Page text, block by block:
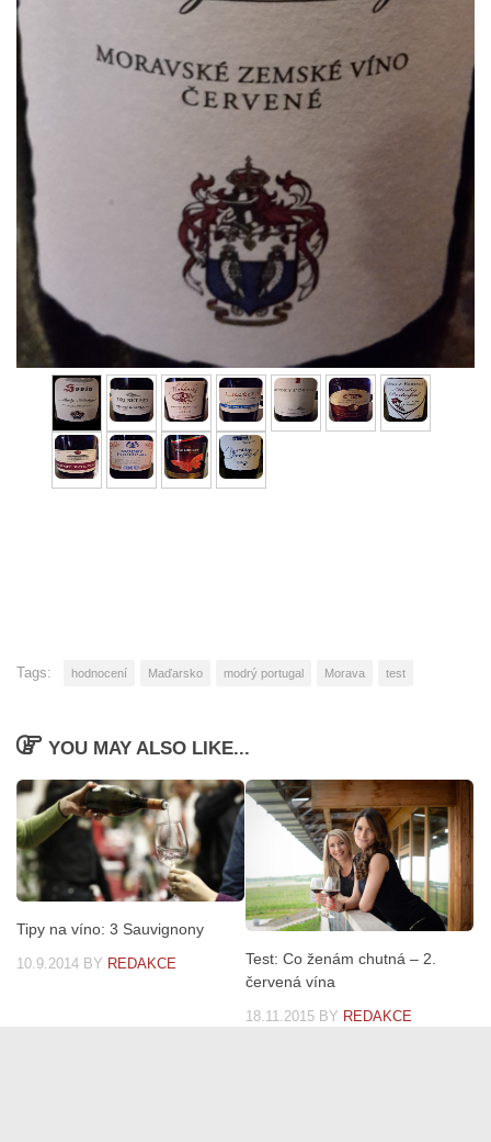
Tags: hodnocení Maďarsko modrý portugal Morava test
YOU MAY ALSO LIKE...
Tipy na víno: 3 Sauvignony
10.9.2014 BY REDAKCE
Test: Co ženám chutná – 2.
červená vína
18.11.2015 BY REDAKCE